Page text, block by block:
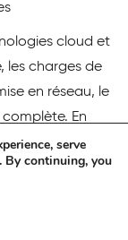
cloud et
les charges de
en réseau, le
En
tests pour vous
Azure, au
4 tests pour
serve
By continuing, you